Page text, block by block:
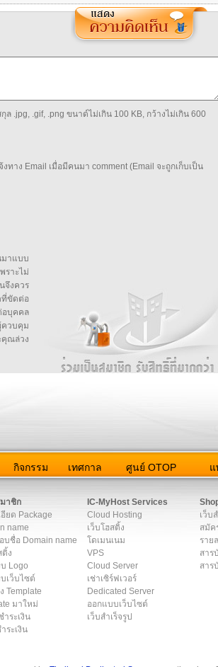
ล .jpg, .gif, .png ขนาด์ไม่เกิน 100 KB, กว้างไม่เกิน 600
งทาง Email เมื่อมีคนมา comment (Email จะถูกเก็บเป็น
าแบบ
าะไม่
จึงควร
ขัดต่อ
อบุคคล
ควบคุม
คุณล่วง
กิจกรรม เทศกาล ศูนย์ OTOP แ
าชิก
อียด Package
name
บชื่อ Domain name
ติ้ง
Logo
เว็บไซต์
Template
มาใหม่
ำระเงิน
ระเงิน
IC-MyHost Services
Cloud Hosting
เว็บโฮสติ้ง
โดเมนเนม
VPS
Cloud Server
เช่าเซิร์ฟเวอร์
Dedicated Server
ออกแบบเว็บไซต์
เว็บสำเร็จรูป
เว็บ
สมัค
ราย
สาร
สาร